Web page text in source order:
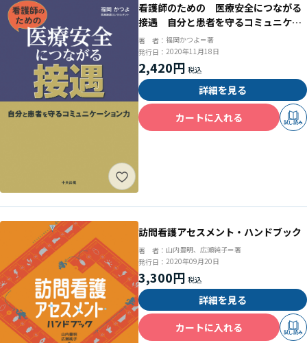
看護師のための 医療安全につながる
接遇 自分と患者を守るコミュニケー
ション力
著 者： 福岡かつよ＝著
発行日： 2020年11月18日
2,420円
詳細を見る
カートに入れる
試し読み
訪問看護アセスメント・ハンドブック
著 者： 山内豊明、広瀬純子＝著
発行日： 2020年09月20日
3,300円
詳細を見る
カートに入れる
試し読み